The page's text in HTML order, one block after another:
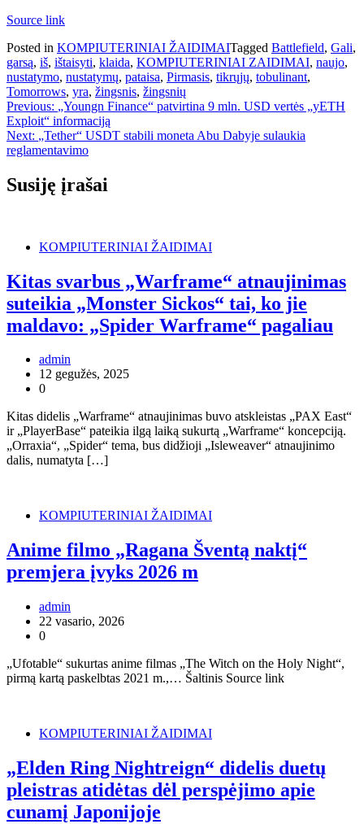
Source link
Posted in KOMPIUTERINIAI ŽAIDIMAITagged Battlefield, Gali,
garsą, iš, ištaisyti, klaida, KOMPIUTERINIAI ZAIDIMAI, naujo,
nustatymo, nustatymų, pataisa, Pirmasis, tikrųjų, tobulinant,
Tomorrows, yra, žingsnis, žingsnių
Navigacija
tarp
įrašų
Previous: „Youngn Finance“ patvirtina 9 mln. USD vertės „yETH
Exploit“ informaciją
Next: „Tether“ USDT stabili moneta Abu Dabyje sulaukia
reglamentavimo
Susiję įrašai
KOMPIUTERINIAI ŽAIDIMAI
Kitas svarbus „Warframe“ atnaujinimas
suteikia „Monster Sickos“ tai, ko jie
maldavo: „Spider Warframe“ pagaliau
admin
12 gegužės, 2025
0
Kitas didelis „Warframe“ atnaujinimas buvo atskleistas „PAX East“
ir „PlayerBase“ pateikia ilgą laiką sukurtą „Warframe“ koncepciją.
„Orraxia“, „Spider“ tema, bus didžioji „Isleweaver“ atnaujinimo
dalis, numatyta […]
KOMPIUTERINIAI ŽAIDIMAI
Anime filmo „Ragana Šventą naktį“
premjera įvyks 2026 m
admin
22 vasario, 2026
0
„Ufotable“ sukurtas anime filmas „The Witch on the Holy Night“,
pirmą kartą paskelbtas 2021 m.,… Šaltinis Source link
KOMPIUTERINIAI ŽAIDIMAI
„Elden Ring Nightreign“ didelis duetų
pleistras atidėtas dėl perspėjimo apie
cunamį Japonijoje